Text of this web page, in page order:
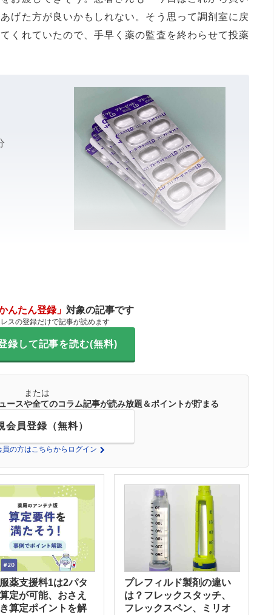
げた方が良いかもしれない。そう思って調剤室に戻
くれていたので、手早く薬の監査を終わらせて投薬
かんたん登録」 対象の記事です
スの登録だけで記事が読めます
録して記事を読む(無料)
または
ースや全てのコラム記事が読み放題＆ポイントが貯まる
会員登録（無料）
員の方はこちらからログイン
薬支援料1は2パタ
定が可能、おさえ
算定ポイントを解
プレフィルド製剤の違い
は？フレックスタッチ、
フレックスペン、ミリオ